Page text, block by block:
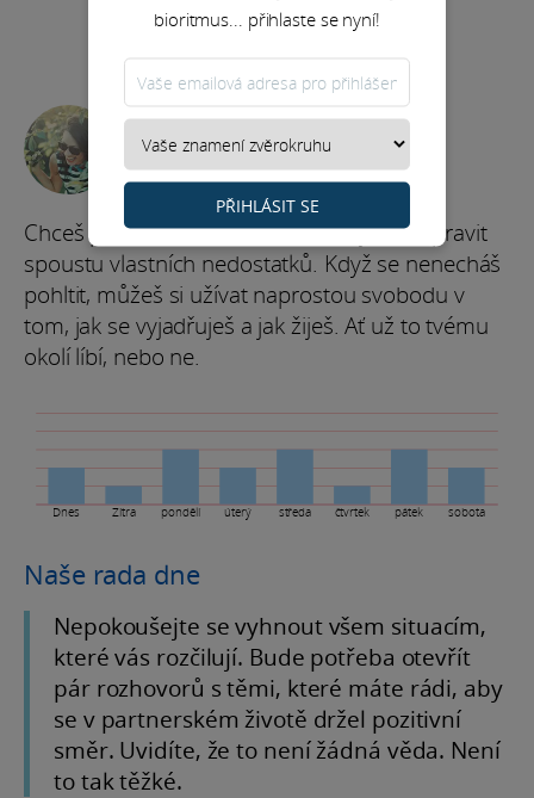
Volný čas
★★★★★
Dnes Zítra pondělí úterý středa čtvrtek pátek sobota
Chceš pomoct všem, ale musíš nejdřív napravit
spoustu vlastních nedostatků. Když se nenecháš
pohltit, můžeš si užívat naprostou svobodu v
tom, jak se vyjadřuješ a jak žiješ. Ať už to tvému
okolí líbí, nebo ne.
Naše rada dne
Nepokoušejte se vyhnout všem situacím,
které vás rozčilují. Bude potřeba otevřít
pár rozhovorů s těmi, které máte rádi, aby
se v partnerském životě držel pozitivní
směr. Uvidíte, že to není žádná věda. Není
to tak těžké.
bioritmus... přihlaste se nyní!
PŘIHLÁSIT SE